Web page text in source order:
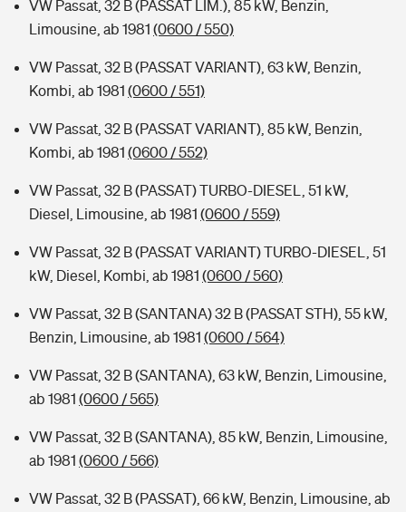
VW Passat, 32 B (PASSAT LIM.), 85 kW, Benzin,
Limousine, ab 1981 (0600 / 550)
VW Passat, 32 B (PASSAT VARIANT), 63 kW, Benzin,
Kombi, ab 1981 (0600 / 551)
VW Passat, 32 B (PASSAT VARIANT), 85 kW, Benzin,
Kombi, ab 1981 (0600 / 552)
VW Passat, 32 B (PASSAT) TURBO-DIESEL, 51 kW,
Diesel, Limousine, ab 1981 (0600 / 559)
VW Passat, 32 B (PASSAT VARIANT) TURBO-DIESEL, 51
kW, Diesel, Kombi, ab 1981 (0600 / 560)
VW Passat, 32 B (SANTANA) 32 B (PASSAT STH), 55 kW,
Benzin, Limousine, ab 1981 (0600 / 564)
VW Passat, 32 B (SANTANA), 63 kW, Benzin, Limousine,
ab 1981 (0600 / 565)
VW Passat, 32 B (SANTANA), 85 kW, Benzin, Limousine,
ab 1981 (0600 / 566)
VW Passat, 32 B (PASSAT), 66 kW, Benzin, Limousine, ab